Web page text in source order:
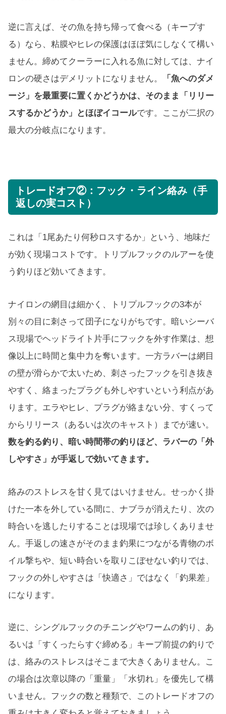
逆に言えば、その魚を持ち帰って食べる（キープす
る）なら、粘膜やヒレの保護はほぼ気にしなくて構い
ません。締めてクーラーに入れる魚に対しては、ナイ
ロンの硬さはデメリットになりません。
「魚へのダメ
ージ」を最重要に置くかどうかは、そのまま「リリー
スするかどうか」とほぼイコールです。ここが二択の
最大の分岐点になります。
トレードオフ②：フック・ライン絡み（手
返しの実コスト）
これは「1尾あたり何秒ロスするか」という、地味だ
が効く現場コストです。トリプルフックのルアーを使
う釣りほど効いてきます。
ナイロンの網目は細かく、トリプルフックの3本が
別々の目に刺さって団子になりがちです。暗いシーバ
ス現場でヘッドライト片手にフックを外す作業は、想
像以上に時間と集中力を奪います。一方ラバーは網目
の壁が滑らかで太いため、刺さったフックを引き抜き
やすく、絡まったプラグも外しやすいという利点があ
ります。エラやヒレ、プラグが絡まない分、すくって
からリリース（あるいは次のキャスト）までが速い。
数を釣る釣り、暗い時間帯の釣りほど、ラバーの「外
しやすさ」が手返しで効いてきます。
絡みのストレスを甘く見てはいけません。せっかく掛
けた一本を外している間に、ナブラが消えたり、次の
時合いを逃したりすることは現場では珍しくありませ
ん。手返しの速さがそのまま釣果につながる青物のボ
イル撃ちや、短い時合いを取りこぼせない釣りでは、
フックの外しやすさは「快適さ」ではなく「釣果差」
になります。
逆に、シングルフックのチニングやワームの釣り、あ
るいは「すくったらすぐ締める」キープ前提の釣りで
は、絡みのストレスはそこまで大きくありません。こ
の場合は次章以降の「重量」「水切れ」を優先して構
いません。フックの数と種類で、このトレードオフの